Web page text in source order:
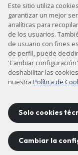
© 2026CELLS
Este sitio utiliza
garantizar un mejor
analíticas para
de los usuarios.
de usuario con fines
de perfil, puede
'Cambiar
deshabilitar las
nuestra Política de
Solo cookies
Cambiar la